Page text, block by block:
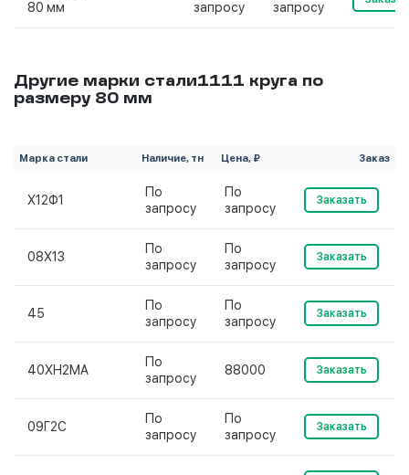
80 мм
запросу
запросу
Другие марки стали1111 круга по
размеру 80 мм
Марка стали Наличие, тн Цена, ₽ Заказ
Х12Ф1
По
запросу
По
запросу
Заказать
08Х13
По
запросу
По
запросу
Заказать
45
По
запросу
По
запросу
Заказать
40ХН2МА
По
запросу
88000 Заказать
09Г2С
По
запросу
По
запросу
Заказать